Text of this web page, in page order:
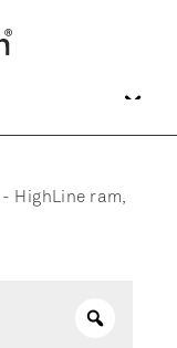
- HighLine ram,